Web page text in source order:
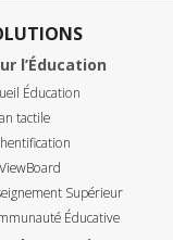
l’Éducation
Éducation
tactile
Supérieur
Éducative